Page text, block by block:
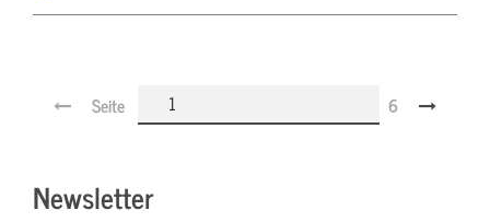
Seite 6
Newsletter